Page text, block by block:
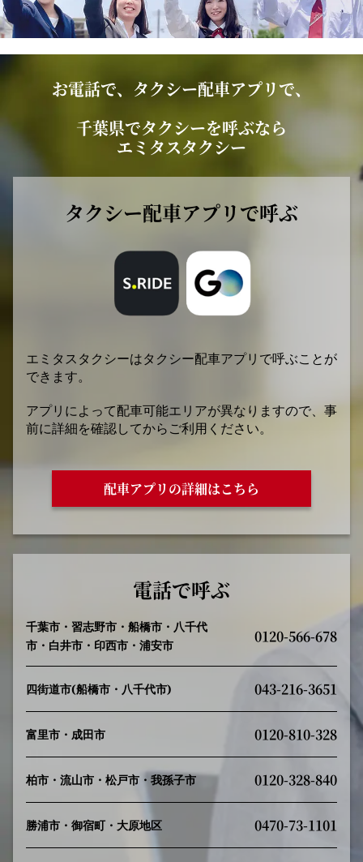
お電話で、タクシー配車アプリで、
千葉県でタクシーを呼ぶなら
エミタスタクシー
タクシー配車アプリで呼ぶ
エミタスタクシーはタクシー配車アプリで呼ぶことが
できます。
アプリによって配車可能エリアが異なりますので、事
前に詳細を確認してからご利用ください。
配車アプリの詳細はこちら
電話で呼ぶ
千葉市・習志野市・船橋市・八千代
市・白井市・印西市・浦安市
0120-566-678
四街道市(船橋市・八千代市) 043-216-3651
富里市・成田市 0120-810-328
柏市・流山市・松戸市・我孫子市 0120-328-840
勝浦市・御宿町・大原地区 0470-73-1101